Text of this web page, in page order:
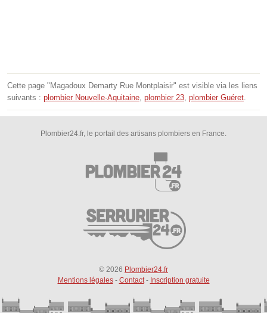
Cette page "Magadoux Demarty Rue Montplaisir" est visible via les liens
suivants : plombier Nouvelle-Aquitaine plombier 23 plombier Guéret
Plombier24.fr, le portail des artisans plombiers en France.
© 2026 Plombier24.fr
Mentions légales- Contact- Inscription gratuite